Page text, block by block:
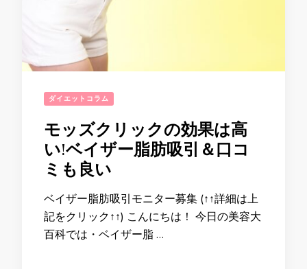
ダイエットコラム
モッズクリックの効果は高
い!ベイザー脂肪吸引＆口コ
ミも良い
ベイザー脂肪吸引モニター募集 (↑↑詳細は上
記をクリック↑↑) こんにちは！ 今日の美容大
百科では・ベイザー脂 …